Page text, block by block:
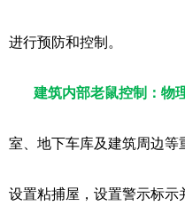
进行预防和控制。
建筑内部老鼠控制： 物
室、地下车库及建筑周边
设置粘捕屋，设置警示标示